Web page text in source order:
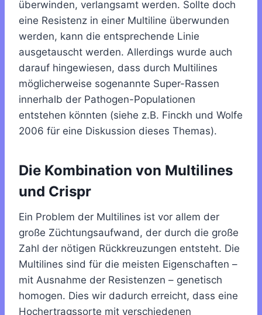
überwinden, verlangsamt werden. Sollte doch
eine Resistenz in einer Multiline überwunden
werden, kann die entsprechende Linie
ausgetauscht werden. Allerdings wurde auch
darauf hingewiesen, dass durch Multilines
möglicherweise sogenannte Super-Rassen
innerhalb der Pathogen-Populationen
entstehen könnten (siehe z.B. Finckh und Wolfe
2006 für eine Diskussion dieses Themas).
Die Kombination von Multilines
und Crispr
Ein Problem der Multilines ist vor allem der
große Züchtungsaufwand, der durch die große
Zahl der nötigen Rückkreuzungen entsteht. Die
Multilines sind für die meisten Eigenschaften –
mit Ausnahme der Resistenzen – genetisch
homogen. Dies wir dadurch erreicht, dass eine
Hochertragssorte mit verschiedenen